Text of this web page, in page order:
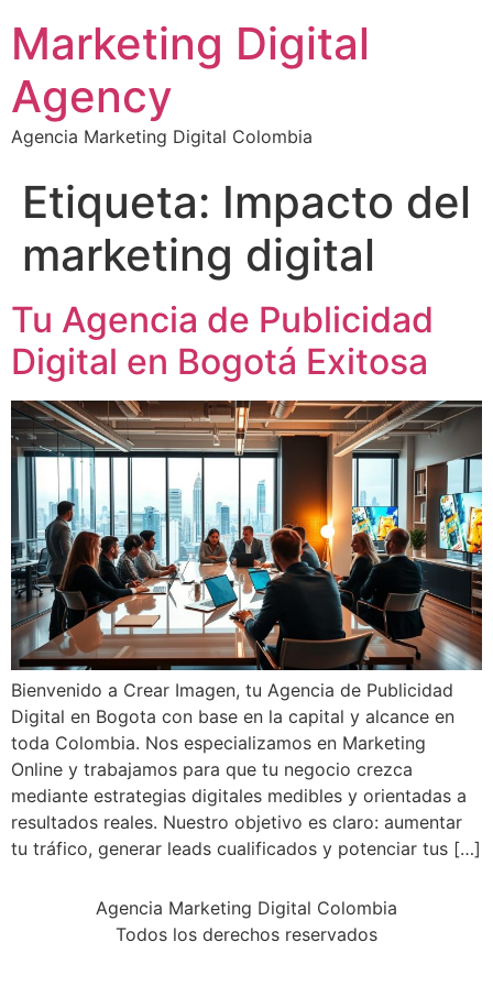
Marketing Digital
Agency
Agencia Marketing Digital Colombia
Etiqueta: Impacto del
marketing digital
Tu Agencia de Publicidad
Digital en Bogotá Exitosa
Bienvenido a Crear Imagen, tu Agencia de Publicidad
Digital en Bogota con base en la capital y alcance en
toda Colombia. Nos especializamos en Marketing
Online y trabajamos para que tu negocio crezca
mediante estrategias digitales medibles y orientadas a
resultados reales. Nuestro objetivo es claro: aumentar
tu tráfico, generar leads cualificados y potenciar tus […]
Agencia Marketing Digital Colombia
Todos los derechos reservados